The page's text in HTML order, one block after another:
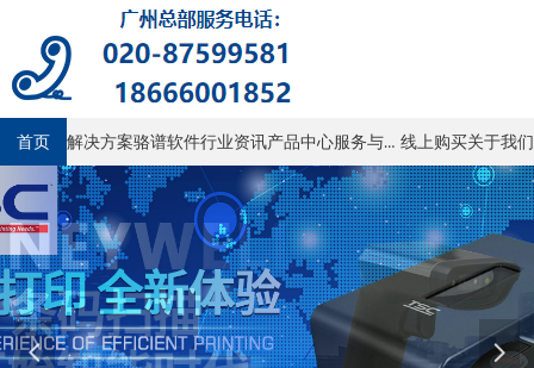
首页 解决方案骆谱软件行业资讯产品中心 服务与支持 线上购买关于我们
넳 넲